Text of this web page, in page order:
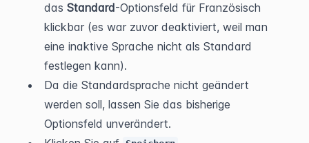
das Standard-Optionsfeld für Französisch
klickbar (es war zuvor deaktiviert, weil man
eine inaktive Sprache nicht als Standard
festlegen kann).
Da die Standardsprache nicht geändert
werden soll, lassen Sie das bisherige
Optionsfeld unverändert.